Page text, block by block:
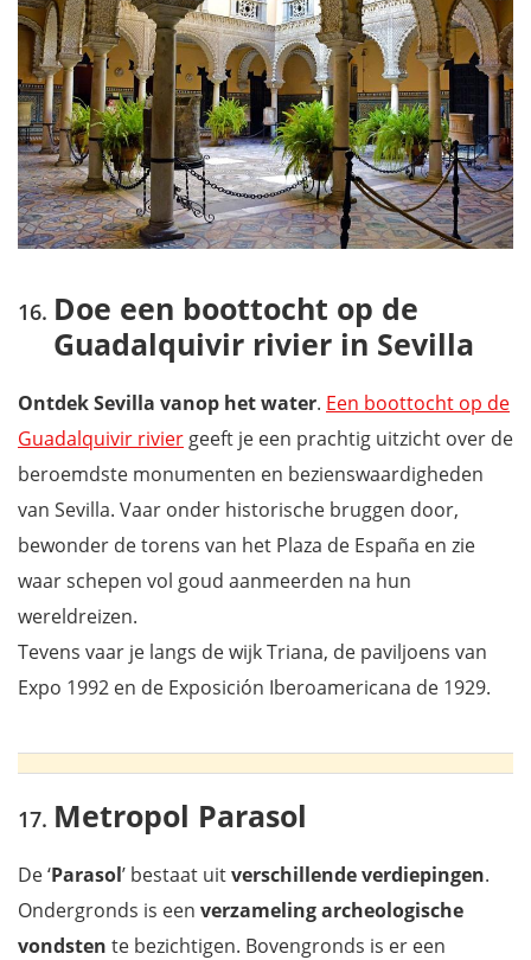
Doe een boottocht op de
Guadalquivir rivier in Sevilla
Ontdek Sevilla vanop het water. Een boottocht op de
Guadalquivir rivier geeft je een prachtig uitzicht over de
beroemdste monumenten en bezienswaardigheden
van Sevilla. Vaar onder historische bruggen door,
bewonder de torens van het Plaza de España en zie
waar schepen vol goud aanmeerden na hun
wereldreizen.
Tevens vaar je langs de wijk Triana, de paviljoens van
Expo 1992 en de Exposición Iberoamericana de 1929.
Metropol Parasol
De ‘Parasol’ bestaat uitverschillende verdiepingen.
Ondergronds is een verzameling archeologische
vondsten te bezichtigen. Bovengronds is er een